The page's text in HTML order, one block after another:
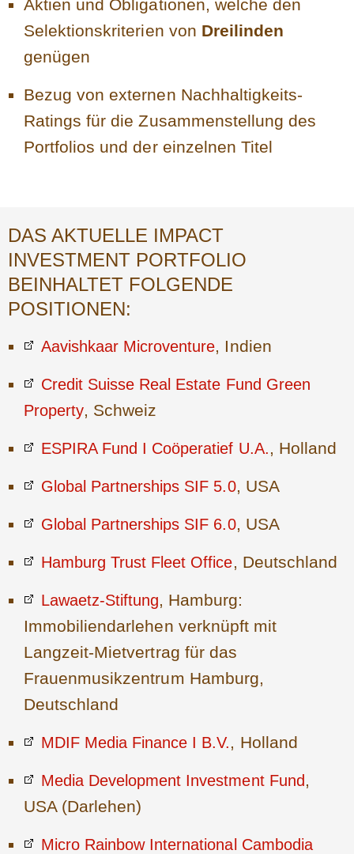
Aktien und Obligationen, welche den
Selektionskriterien von Dreilinden
genügen
Bezug von externen Nachhaltigkeits-
Ratings für die Zusammenstellung des
Portfolios und der einzelnen Titel
DAS AKTUELLE IMPACT
INVESTMENT PORTFOLIO
BEINHALTET FOLGENDE
POSITIONEN:
Aavishkaar Microventure, Indien
Credit Suisse Real Estate Fund Green
Property, Schweiz
ESPIRA Fund I Coöperatief U.A., Holland
Global Partnerships SIF 5.0, USA
Global Partnerships SIF 6.0, USA
Hamburg Trust Fleet Office, Deutschland
Lawaetz-Stiftung, Hamburg:
Immobiliendarlehen verknüpft mit
Langzeit-Mietvertrag für das
Frauenmusikzentrum Hamburg,
Deutschland
MDIF Media Finance I B.V., Holland
Media Development Investment Fund ,
USA (Darlehen)
Micro Rainbow International Cambodia